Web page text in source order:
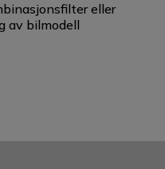
eller
av bilmodell